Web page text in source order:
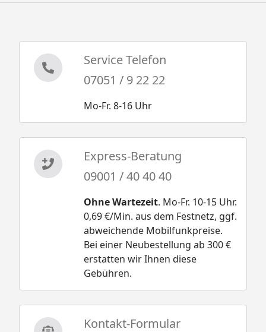
Dachschindeln oder selbstklebende Dachfolie
(siehe Reiter
Zubehör)! Bitte legen Sie hierfür die
Schindeln (bei Satteldächern) oder die Dachfolie
Produktname zusammen mit dem Hauptartikel in
Service Telefon
07051 / 9 22 22
Mo-Fr. 8-16 Uhr
Express-Beratung
09001 / 40 40 40
Ohne Wartezeit. Mo-Fr. 10-15 Uhr.
0,69 €/Min. aus dem Festnetz, ggf.
abweichende Mobilfunkpreise.
Bei einer Neubestellung ab 300 €
erstatten wir Ihnen diese
Gebühren.
Kontakt-Formular